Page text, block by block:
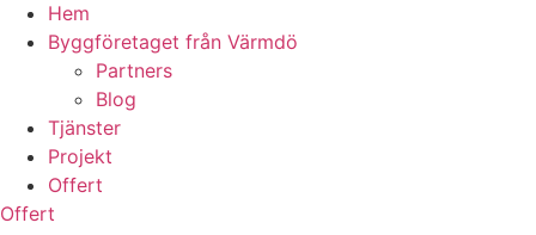
Hem
Byggföretaget från Värmdö
Partners
Blog
Tjänster
Projekt
Offert
Offert